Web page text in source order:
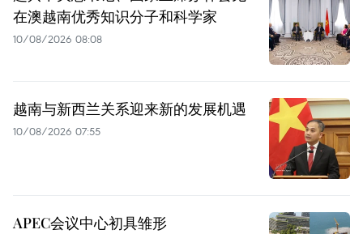
在澳越南优秀知识分子和科学家
10/08/2026 08:08
越南与新西兰关系迎来新的发展机遇
10/08/2026 07:55
APEC会议中心初具雏形